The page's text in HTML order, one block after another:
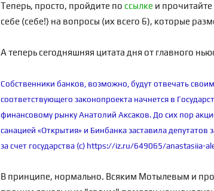
Теперь, просто, пройдите по ссылке и
себе (себе!) на вопросы (их всего 6), которые
А теперь сегодняшняя цитата дня от главного
Собственники банков, возможно, будут отвечать
соответствующего законопроекта начнется в
финансовому рынку Анатолий Аксаков. До сих пор
санацией «Открытия» и Бинбанка заставила
за счет государства (с) https://iz.ru/649065/anastasiia-
В принципе, нормально. Всяким Мотылевым и